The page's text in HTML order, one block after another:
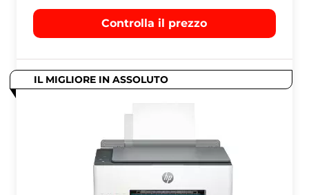
Controlla il prezzo
IL MIGLIORE IN ASSOLUTO